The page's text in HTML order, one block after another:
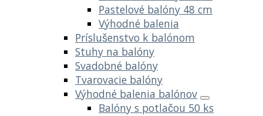
Pastelové balóny 48 cm
Výhodné balenia
Príslušenstvo k balónom
Stuhy na balóny
Svadobné balóny
Tvarovacie balóny
Výhodné balenia balónov
Balóny s potlačou 50 ks